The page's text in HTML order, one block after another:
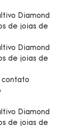
contato